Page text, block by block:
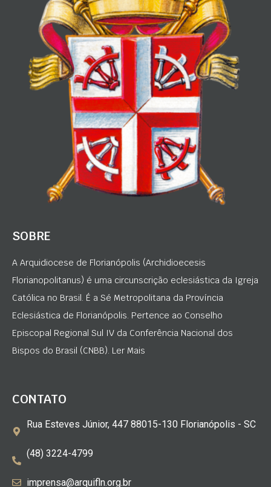
SOBRE
A Arquidiocese de Florianópolis (Archidioecesis
Florianopolitanus) é uma circunscrição eclesiástica da Igreja
Católica no Brasil. É a Sé Metropolitana da Província
Eclesiástica de Florianópolis. Pertence ao Conselho
Episcopal Regional Sul IV da Conferência Nacional dos
Bispos do Brasil (CNBB). Ler Mais
CONTATO
Rua Esteves Júnior, 447 88015-130 Florianópolis - SC
(48) 3224-4799
imprensa@arquifln.org.br